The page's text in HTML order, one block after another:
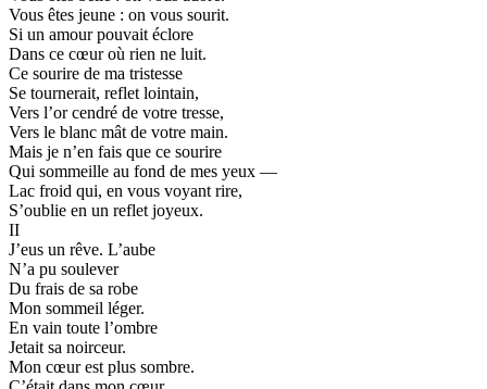
Vous êtes jeune : on vous sourit.
Si un amour pouvait éclore
Dans ce cœur où rien ne luit.
Ce sourire de ma tristesse
Se tournerait, reflet lointain,
Vers l’or cendré de votre tresse,
Vers le blanc mât de votre main.
Mais je n’en fais que ce sourire
Qui sommeille au fond de mes yeux —
Lac froid qui, en vous voyant rire,
S’oublie en un reflet joyeux.
II
J’eus un rêve. L’aube
N’a pu soulever
Du frais de sa robe
Mon sommeil léger.
En vain toute l’ombre
Jetait sa noirceur.
Mon cœur est plus sombre.